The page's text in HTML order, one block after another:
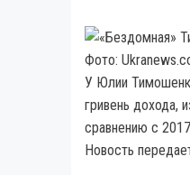
Фото:
У Юлии
гривень дохода,
сравнению с
Новость